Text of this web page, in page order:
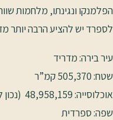
הפלמנקו ונגינתו, מלחמות
לספרד יש להציע הרבה יותר
עיר בירה: מדריד
שטח: 505,370 קמ”ר
אוכלוסייה: 48,958,159 (נכון לשנת 2017)
שפה: ספרדית